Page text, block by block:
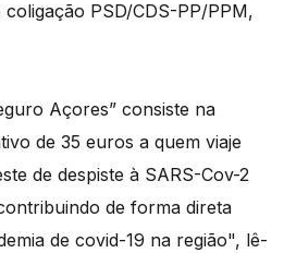
PSD/CDS-PP/PPM,
Açores” consiste na
de 35 euros a quem viaje
de despiste à SARS-Cov-2
de forma direta
de covid-19 na região", lê-